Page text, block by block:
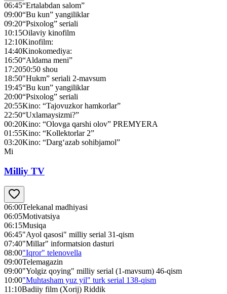
06:45“Ertalabdan salom”
09:00“Bu kun” yangiliklar
09:20“Psixolog” seriali
10:15Oilaviy kinofilm
12:10Kinofilm:
14:40Kinokomediya:
16:50“Aldama meni”
17:2050:50 shou
18:50"Нukm” seriali 2-mavsum
19:45“Bu kun” yangiliklar
20:00“Psixolog” seriali
20:55Kino: “Tajovuzkor hamkorlar”
22:50“Uxlamaysizmi?”
00:20Kino: “Olovga qarshi olov” PREMYERA
01:55Kino: “Kollektorlar 2”
03:20Kino: “Darg‘azab sohibjamol”
Mi
Milliy TV
06:00Telekanal madhiyasi
06:05Motivatsiya
06:15Musiqa
06:45"Ayol qasosi" milliy serial 31-qism
07:40"Millar" informatsion dasturi
08:00"Iqror" telenovella
09:00Telemagazin
09:00"Yolgiz qoying" milliy serial (1-mavsum) 46-qism
10:00"Muhtasham yuz yil" turk serial 138-qism
11:10Badiiy film (Xorij) Riddik